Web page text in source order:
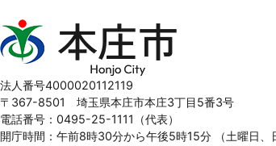
本
庄
Honjo
City
法人番号4000020112119
〒367-8501 埼玉県本庄市本庄3丁目5番3号
電話番号：0495-25-1111（代表）
開庁時間：午前8時30分から午後5時15分
（土曜日